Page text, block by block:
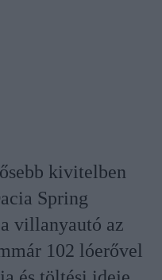
kivitelben
Spring
villanyautó az
102 lóerővel